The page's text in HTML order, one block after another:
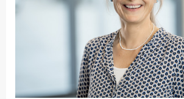
Fakultät Management,
Fakultät Wirtschafts- und
Sozialwissenschaften
Forschung, Kooperation,